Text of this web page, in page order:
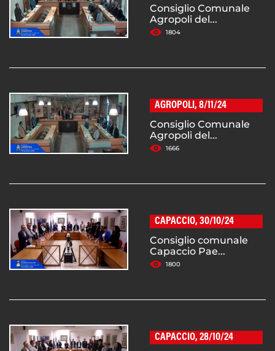
Consiglio Comunale
Agropoli del...
1804
AGROPOLI, 8/11/24
Consiglio Comunale
Agropoli del...
1666
CAPACCIO, 30/10/24
Consiglio comunale
Capaccio Pae...
1800
CAPACCIO, 28/10/24